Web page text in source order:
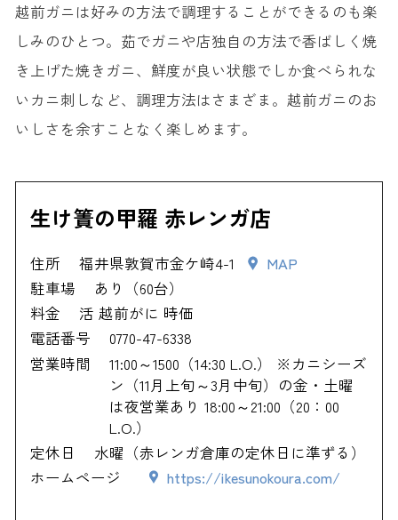
越前ガニは好みの方法で調理することができるのも楽
しみのひとつ。茹でガニや店独自の方法で香ばしく焼
き上げた焼きガニ、鮮度が良い状態でしか食べられな
いカニ刺しなど、調理方法はさまざま。越前ガニのお
いしさを余すことなく楽しめます。
生け簀の甲羅 赤レンガ店
住所 福井県敦賀市金ケ崎4-1
MAP
駐車場
あり（60台）
料金
活 越前がに 時価
電話番号
0770-47-6338
営業時間
11:00～1500（14:30 L.O.） ※カニシーズ
ン（11月上旬～3月中旬）の金・土曜
は夜営業あり 18:00～21:00（20：00
L.O.）
定休日
水曜（赤レンガ倉庫の定休日に準ずる）
ホームページ
https://ikesunokoura.com/